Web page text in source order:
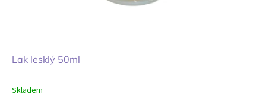
Lak lesklý 50ml
Skladem